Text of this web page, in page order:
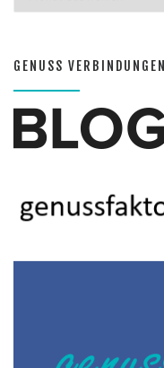
GENUSS VERBINDUNGEN